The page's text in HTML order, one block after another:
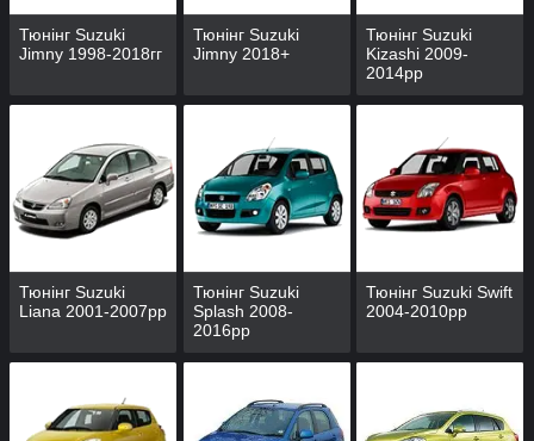
Тюнінг Suzuki
Jimny 1998-2018гг
Тюнінг Suzuki
Jimny 2018+
Тюнінг Suzuki
Kizashi 2009-
2014рр
Тюнінг Suzuki
Liana 2001-2007рр
Тюнінг Suzuki
Splash 2008-
2016рр
Тюнінг Suzuki Swift
2004-2010рр